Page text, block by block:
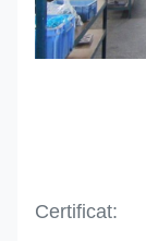
Certificat: